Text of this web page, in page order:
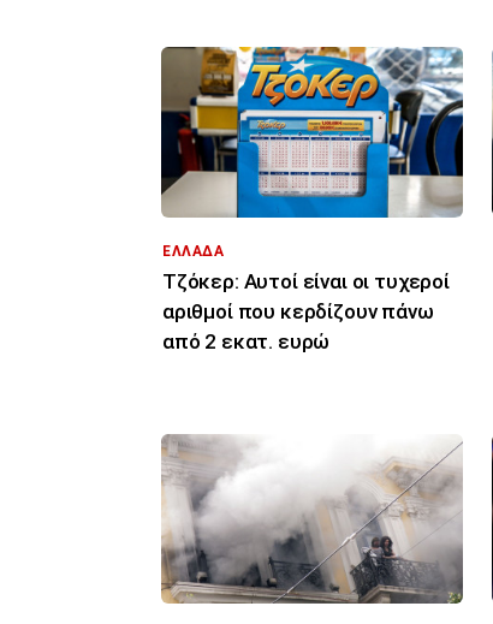
ΕΛΛΑΔΑ
Τζόκερ: Αυτοί είναι οι τυχεροί
αριθμοί που κερδίζουν πάνω
από 2 εκατ. ευρώ